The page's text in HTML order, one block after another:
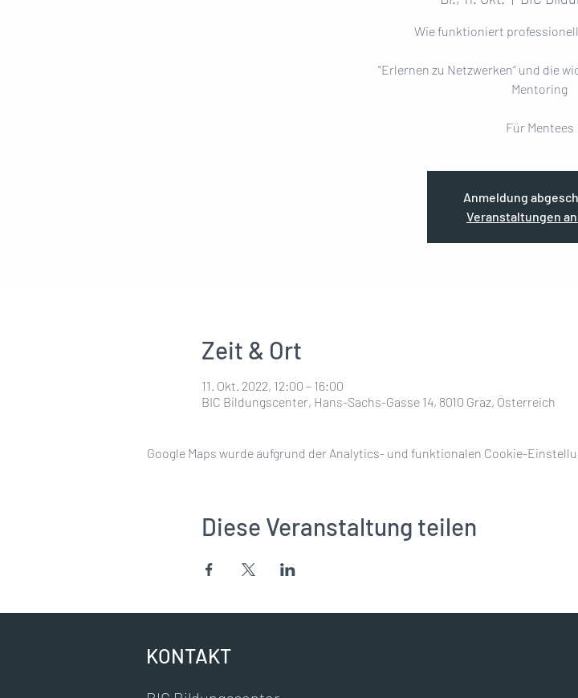
Wie funktioniert
"Erlernen zu Netzwerken“ und die
Mentoring
Für Mentees
Anmeldung
Veranstaltungen
Zeit & Ort
11. Okt. 2022, 12:00 – 16:00
BIC Bildungscenter, Hans-Sachs-Gasse 14, 8010 Graz, Österreich
Google Maps wurde aufgrund der Analytics- und funktionalen Cookie-
Diese Veranstaltung teilen
KONTAKT